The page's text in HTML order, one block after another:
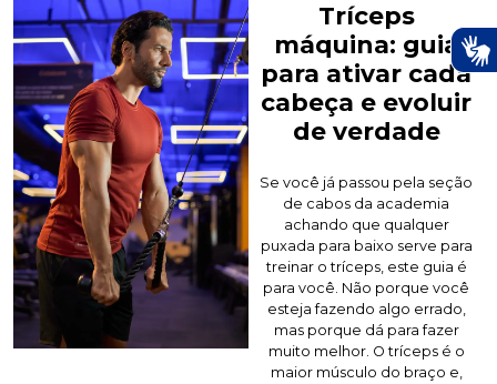
Tríceps
máquina: guia
para ativar cada
cabeça e evoluir
de verdade
Se você já passou pela seção
de cabos da academia
achando que qualquer
puxada para baixo serve para
treinar o tríceps, este guia é
para você. Não porque você
esteja fazendo algo errado,
mas porque dá para fazer
muito melhor. O tríceps é o
maior músculo do braço e,